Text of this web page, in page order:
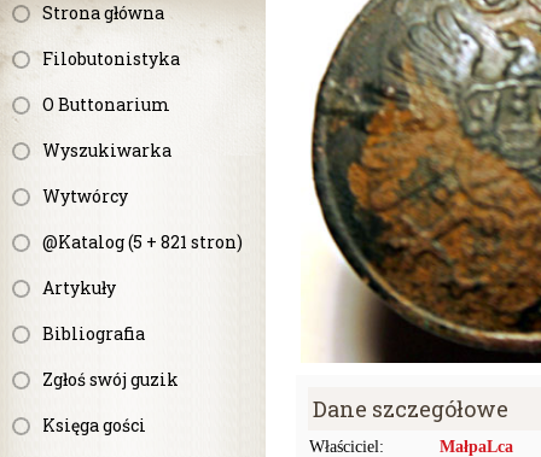
Strona główna
Filobutonistyka
O Buttonarium
Wyszukiwarka
Wytwórcy
@Katalog (5 + 821 stron)
Artykuły
Bibliografia
Zgłoś swój guzik
Księga gości
Dane szczegółowe
Właściciel:
MałpaLca